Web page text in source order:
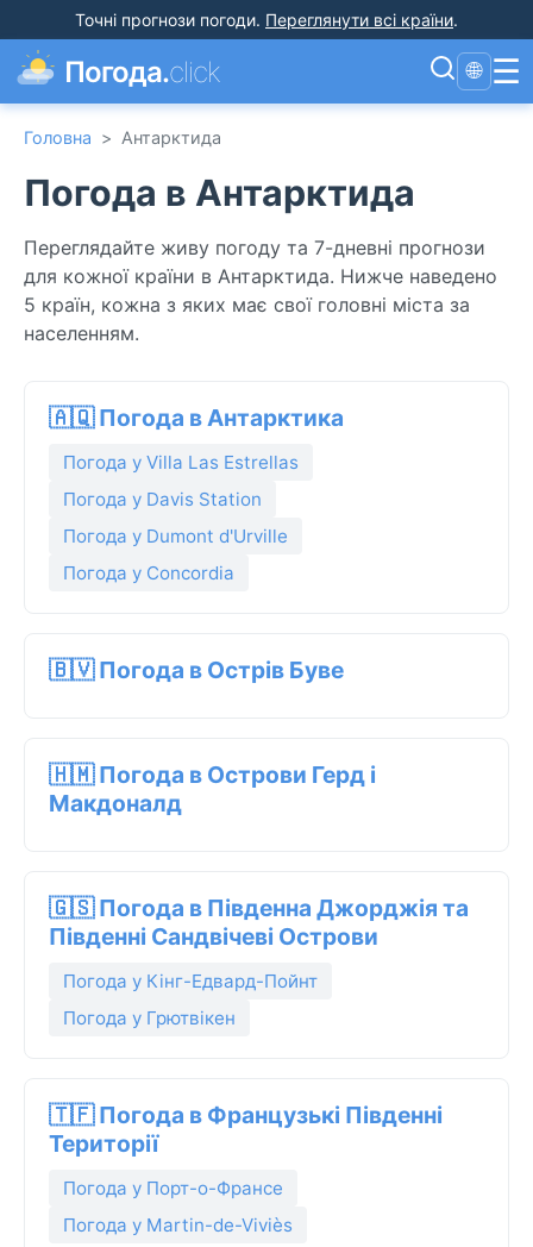
Точні прогнози погоди. Переглянути всі країни.
Погода.click 🌐 ☰
Головна > Антарктида
Погода в Антарктида
Переглядайте живу погоду та 7-дневні прогнози
для кожної країни в Антарктида. Нижче наведено
5 країн, кожна з яких має свої головні міста за
населенням.
🇦🇶 Погода в Антарктика
Погода у Villa Las Estrellas
Погода у Davis Station
Погода у Dumont d'Urville
Погода у Concordia
🇧🇻 Погода в Острів Буве
🇭🇲 Погода в Острови Герд і
Макдоналд
🇬🇸 Погода в Південна Джорджія та
Південні Сандвічеві Острови
Погода у Кінг-Едвард-Пойнт
Погода у Грютвікен
🇹🇫 Погода в Французькі Південні
Території
Погода у Порт-о-Франсе
Погода у Martin-de-Viviès